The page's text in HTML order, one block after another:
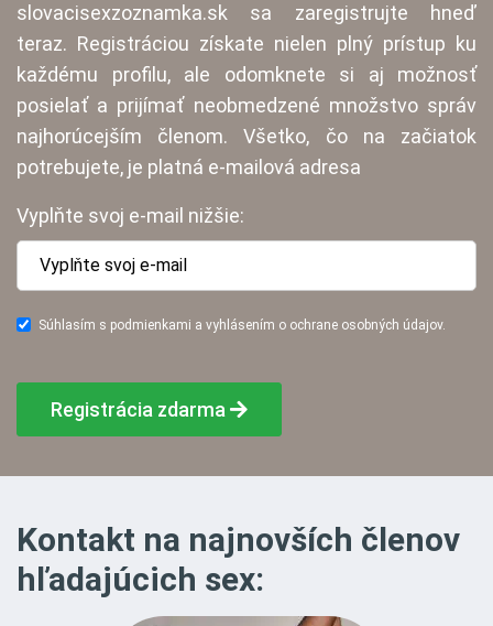
slovacisexzoznamka.sk sa zaregistrujte hneď
teraz. Registráciou získate nielen plný prístup ku
každému profilu, ale odomknete si aj možnosť
posielať a prijímať neobmedzené množstvo správ
najhorúcejším členom. Všetko, čo na začiatok
potrebujete, je platná e-mailová adresa
Vyplňte svoj e-mail nižšie:
Súhlasím s podmienkami a vyhlásením o ochrane osobných údajov.
Registrácia zdarma
Kontakt na najnovších členov
hľadajúcich sex: